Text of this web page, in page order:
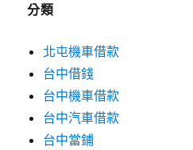
分類
北屯機車借款
台中借錢
台中機車借款
台中汽車借款
台中當鋪